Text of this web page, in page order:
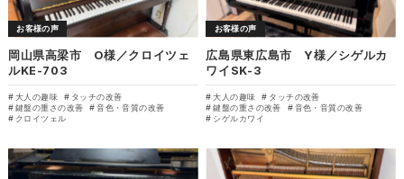
お客様の声
岡山県高梁市 O様／クロイツェ
ルKE-703
大人の趣味
タッチの改善
鍵盤の重さの改善
音色・音質の改善
クロイツェル
お客様の声
広島県東広島市 Y様／シゲルカ
ワイSK-3
大人の趣味
タッチの改善
鍵盤の重さの改善
音色・音質の改善
シゲルカワイ